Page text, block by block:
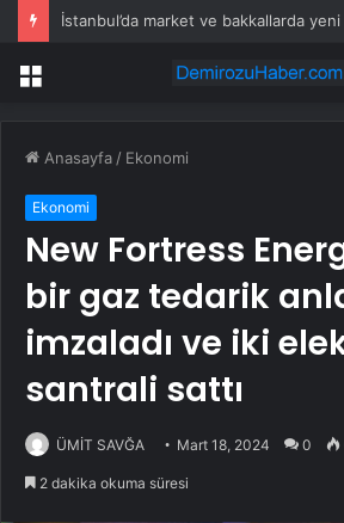
Menü
Anasayfa / Ekonomi
Ekonomi
New Fortress
bir gaz tedarik
imzaladı ve iki
santrali sattı
ÜMİT SAVĞA Mart 18, 2024 0
2 dakika okuma süresi